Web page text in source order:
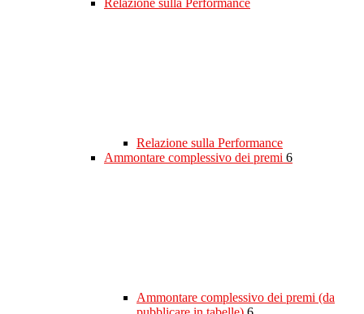
Relazione sulla Performance
Relazione sulla Performance
Ammontare complessivo dei premi 6
Ammontare complessivo dei premi (da